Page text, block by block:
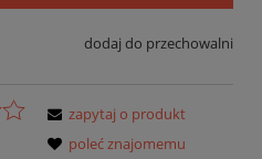
dodaj do przechowalni
zapytaj o produkt
poleć znajomemu